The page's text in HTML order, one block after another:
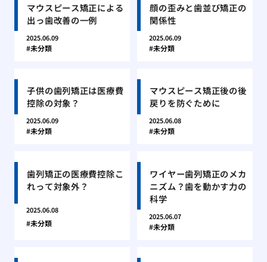
マウスピース矯正による
出っ歯改善の一例
2025.06.09
未分類
顔の歪みと歯並び矯正の
関係性
2025.06.09
未分類
子供の歯列矯正は医療費
控除の対象？
2025.06.09
未分類
マウスピース矯正後の後
戻りを防ぐために
2025.06.08
未分類
歯列矯正の医療費控除こ
れって対象外？
2025.06.08
未分類
ワイヤー歯列矯正のメカ
ニズム？歯を動かす力の
科学
2025.06.07
未分類